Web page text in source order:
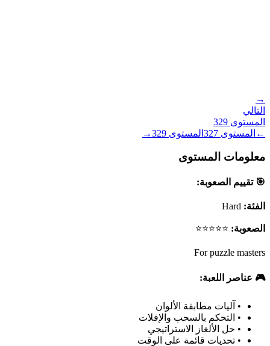
→
التالي
المستوى 329
← المستوى 327 المستوى 329
→
معلومات المستوى
🎯 تقييم الصعوبة:
الفئة: Hard
الصعوبة: ⭐⭐⭐⭐⭐
For puzzle masters
🎮 عناصر اللعبة:
• آليات مطابقة الألوان
• التحكم بالسحب والإفلات
• حل الألغاز الاستراتيجي
• تحديات قائمة على الوقت